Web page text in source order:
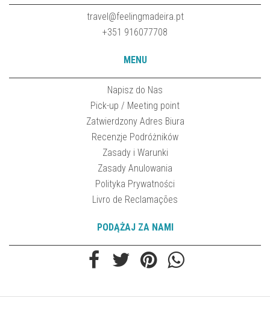
travel@feelingmadeira.pt
+351 916077708
MENU
Napisz do Nas
Pick-up / Meeting point
Zatwierdzony Adres Biura
Recenzje Podróżników
Zasady i Warunki
Zasady Anulowania
Polityka Prywatności
Livro de Reclamações
PODĄŻAJ ZA NAMI